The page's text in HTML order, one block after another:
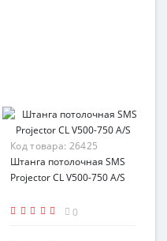
Код товара: 26425
Штанга потолочная SMS
Projector CL V500-750 A/S
0